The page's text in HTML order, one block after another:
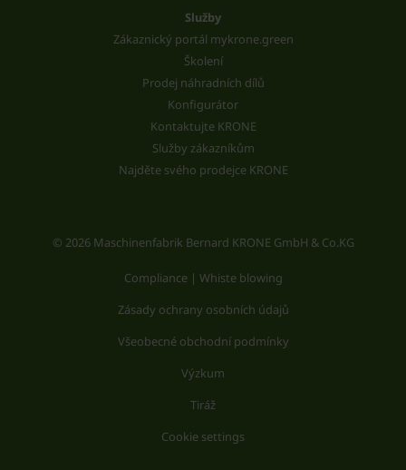
Služby
Zákaznický portál mykrone.green
Školení
Prodej náhradních dílů
Konfigurátor
Kontaktujte KRONE
Služby zákazníkům
Najděte svého prodejce KRONE
© 2026 Maschinenfabrik Bernard KRONE GmbH & Co.KG
Compliance | Whiste blowing
Zásady ochrany osobních údajů
Všeobecné obchodní podmínky
Výzkum
Tiráž
Cookie settings